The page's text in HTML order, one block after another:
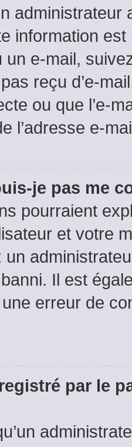
information
un e-mail,
reçu d’e-
ou que l’e-
l’adresse e-
je pas me
pourraient
et votre
un
Il est
erreur de
par le